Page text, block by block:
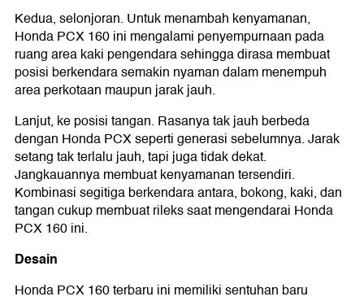
Kedua, selonjoran. Untuk menambah kenyamanan,
Honda PCX 160 ini mengalami penyempurnaan pada
ruang area kaki pengendara sehingga dirasa membuat
posisi berkendara semakin nyaman dalam menempuh
area perkotaan maupun jarak jauh.
Lanjut, ke posisi tangan. Rasanya tak jauh berbeda
dengan Honda PCX seperti generasi sebelumnya. Jarak
setang tak terlalu jauh, tapi juga tidak dekat.
Jangkauannya membuat kenyamanan tersendiri.
Kombinasi segitiga berkendara antara, bokong, kaki, dan
tangan cukup membuat rileks saat mengendarai Honda
PCX 160 ini.
Desain
Honda PCX 160 terbaru ini memiliki sentuhan baru